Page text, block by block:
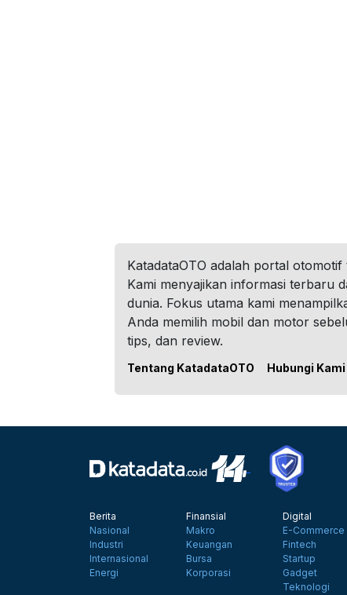
KatadataOTO adalah portal
Kami menyajikan informasi terbaru
dunia. Fokus utama kami
Anda memilih mobil dan motor
tips, dan review.
Tentang KatadataOTO Hubungi Kami
Berita
Nasional
Industri
Internasional
Energi
Finansial
Makro
Keuangan
Bursa
Korporasi
Digital
E-Commerce
Fintech
Startup
Gadget
Teknologi